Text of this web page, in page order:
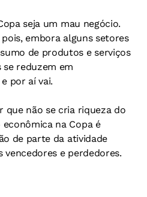
seja um mau negócio.
embora alguns setores
de produtos e serviços
se reduzem em
por aí vai.
que não se cria riqueza do
na Copa é
de parte da atividade
e perdedores.